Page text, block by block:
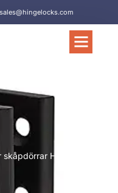
sales@hingelocks.com
Hl006